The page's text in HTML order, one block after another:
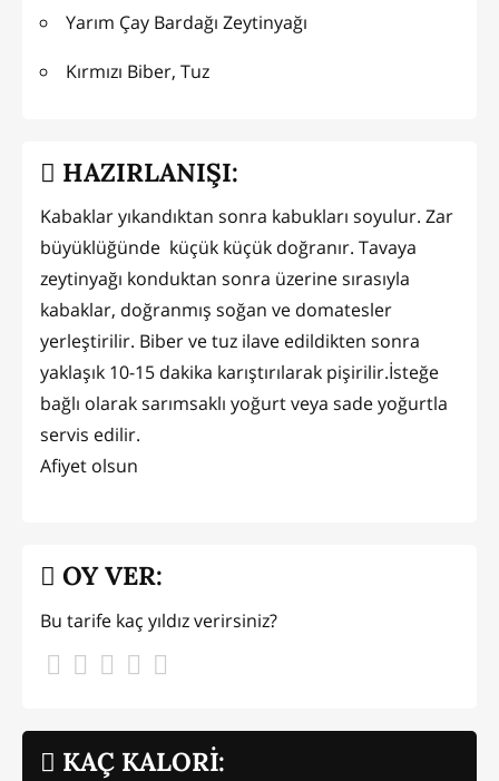
Yarım Çay Bardağı Zeytinyağı
Kırmızı Biber, Tuz
HAZIRLANIŞI:
Kabaklar yıkandıktan sonra kabukları soyulur. Zar
büyüklüğünde küçük küçük doğranır. Tavaya
zeytinyağı konduktan sonra üzerine sırasıyla
kabaklar, doğranmış soğan ve domatesler
yerleştirilir. Biber ve tuz ilave edildikten sonra
yaklaşık 10-15 dakika karıştırılarak pişirilir.İsteğe
bağlı olarak sarımsaklı yoğurt veya sade yoğurtla
servis edilir.
Afiyet olsun
KAÇ KALORİ:
OY VER:
Bu tarife kaç yıldız verirsiniz?